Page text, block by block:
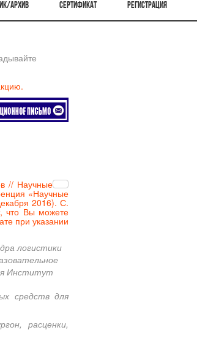
АРХИВ СЕРТИФИКАТ РЕГИСТРАЦИЯ
// Научные
«Научные
2016). С.
что Вы можете
при указании
логистики
Институт
средств для
расценки,